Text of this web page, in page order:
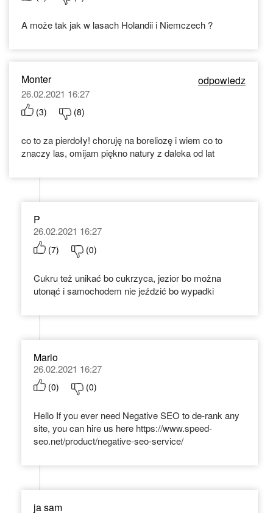
A może tak jak w lasach Holandii i Niemczech ?
Monter odpowiedz
26.02.2021 16:27
(3) (8)
co to za pierdoły! choruję na boreliozę i wiem co to
znaczy las, omijam piękno natury z daleka od lat
P
26.02.2021 16:27
(7) (0)
Cukru też unikać bo cukrzyca, jezior bo można
utonąć i samochodem nie jeździć bo wypadki
Mario
26.02.2021 16:27
(0) (0)
Hello If you ever need Negative SEO to de-rank any
site, you can hire us here https://www.speed-
seo.net/product/negative-seo-service/
ja sam